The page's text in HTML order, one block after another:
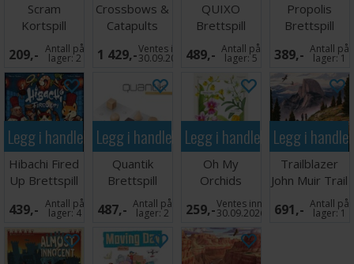
Scram
Kortspill
209,- Antall på
lager:2
Crossbows &
Catapults
Brettspill
1 429,-Ventes inn
30.09.2026
QUIXO
Brettspill
489,- Antall på
lager:5
Propolis
Brettspill
389,- Antall på
lager:1
Legg i handlekurven
Hibachi Fired
Up Brettspill
439,- Antall på
lager:4
Legg i handlekurven
Quantik
Brettspill
487,- Antall på
lager:2
Legg i handlekurven
Oh My
Orchids
Kortspill
259,-Ventes inn
30.09.2026
Legg i
Trailblazer
John Muir Trail
Brettspill
691,- Antall på
lager:1